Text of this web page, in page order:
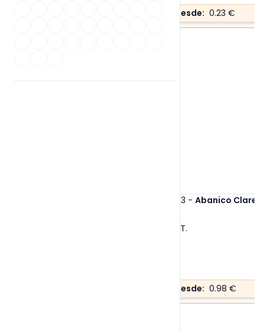
Precio desde: 0.23 €
Ref. 20763 - Abanico Claren
S/T.
Precio desde: 0.98 €